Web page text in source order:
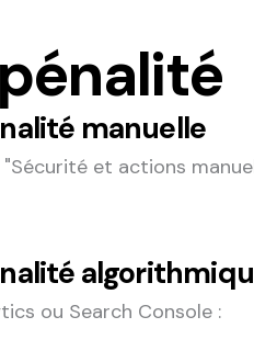
manuelle
et actions
ou Search Console :